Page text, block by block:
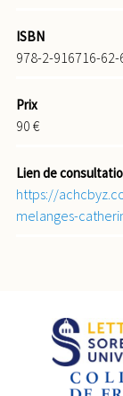
ISBN
978-2-916716-62-
Prix
90 €
Lien de
https://
melanges-